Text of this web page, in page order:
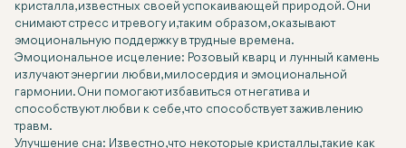
кристалла, известных своей успокаивающей природой. Они
снимают стресс и тревогу и, таким образом, оказывают
эмоциональную поддержку в трудные времена.
Эмоциональное исцеление: Розовый кварц и лунный камень
излучают энергии любви, милосердия и эмоциональной
гармонии. Они помогают избавиться от негатива и
способствуют любви к себе, что способствует заживлению
травм.
Улучшение сна: Известно, что некоторые кристаллы, такие как